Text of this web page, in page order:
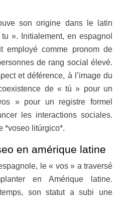
son origine dans le latin
». Initialement, en espagnol
employé comme pronom de
de rang social élevé.
et déférence, à l’image du
de « tú » pour un
» pour un registre formel
les interactions sociales.
*voseo litúrgico*.
en amérique latine
le « vos » a traversé
en Amérique latine.
son statut a subi une